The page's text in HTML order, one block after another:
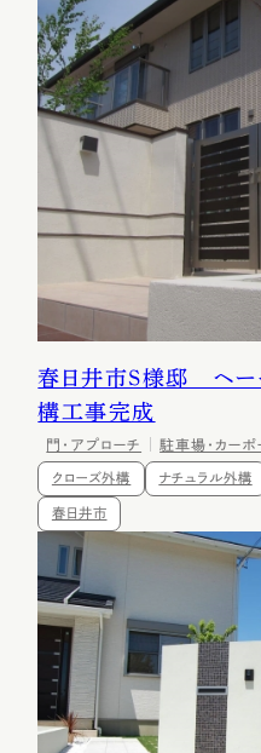
春日井市S様邸 ヘー
構工事完成
門・アプローチ 駐車場・カーポ
クローズ外構 ナチュラル外構
春日井市